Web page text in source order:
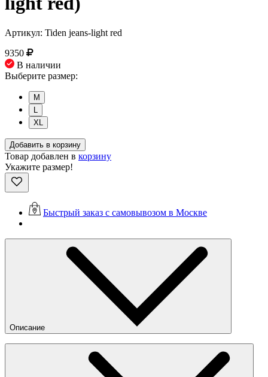
Артикул: Tiden jeans-light red
9350
В наличии
Выберите размер:
M
XL
Добавить в корзину
Товар добавлен в корзину
Укажите размер!
Быстрый заказ с самовывозом в Москве
Описание
Джинсы Appetite High Mark с универсальным свободным
кроем и широкой штаниной для комфортной посадки на
любой тип фигуры. Они сшиты из хлопкового денима